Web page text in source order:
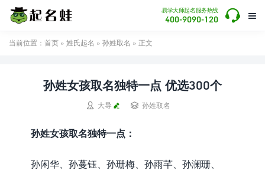

易学大师起名服务热线
400-9090-120 
当前位置： 首页 » 姓氏起名 » 孙姓取名 » 正文
孙姓女孩取名独特一点 优选300个
 大导  孙姓取名
孙姓女孩取名独特一点：
孙闲华、孙蔓钰、孙珊梅、孙雨芊、孙澜珊、